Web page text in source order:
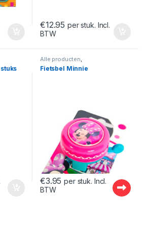
€12.95 per stuk. Incl.
BTW
Alle producten,
Buitenspeelgoed
Fietsbel Minnie
€3.95 per stuk. Incl.
BTW